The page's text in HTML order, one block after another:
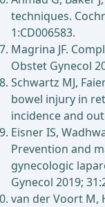
techniques.
1:CD006583.
Magrina JF.
Obstet Gynecol
Schwartz MJ,
bowel injury in
incidence and
Eisner IS,
Prevention and
gynecologic
Gynecol 2019;
van der Voort M,